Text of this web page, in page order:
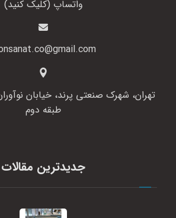
واتساپ (کلیک کنید)
طبقه دوم
جدیدترین مقالات